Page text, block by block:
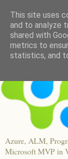
Azure, ALM,
Microsoft MVP in
This site uses
and to analyze
shared with
metrics to
statistics, and